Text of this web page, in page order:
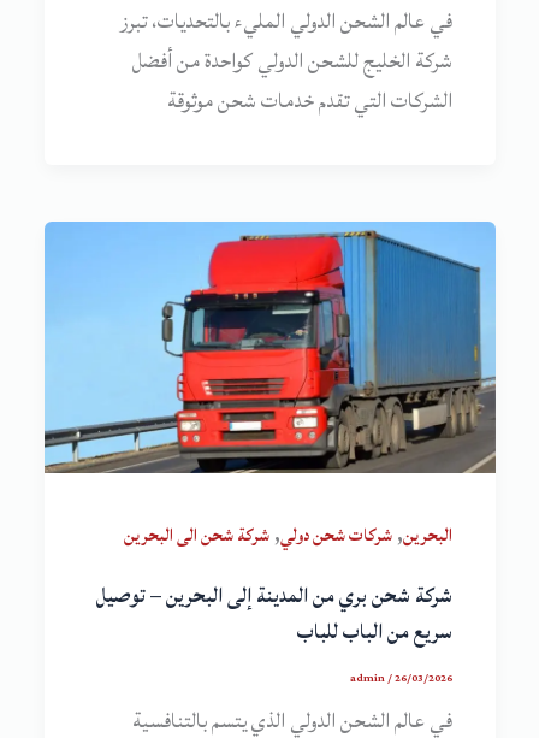
في عالم الشحن الدولي المليء بالتحديات، تبرز
شركة الخليج للشحن الدولي كواحدة من أفضل
الشركات التي تقدم خدمات شحن موثوقة
البحرين,شركات شحن دولي,شركة شحن الى البحرين
شركة شحن بري من المدينة إلى البحرين – توصيل
سريع من الباب للباب
admin/26/03/2026
في عالم الشحن الدولي الذي يتسم بالتنافسية